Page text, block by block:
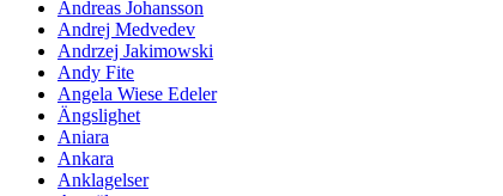
Andreas Johansson
Andrej Medvedev
Andrzej Jakimowski
Andy Fite
Angela Wiese Edeler
Ängslighet
Aniara
Ankara
Anklagelser